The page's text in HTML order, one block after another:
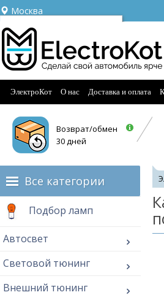
Москва
Ваш город —
Угадали?
ЭлектроКот О нас Доставка и оплата
Возврат/обмен
30 дней
Все категории
Подбор ламп
Автосвет
Световой тюнинг
Внешний тюнинг